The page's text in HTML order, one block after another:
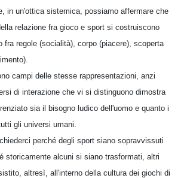
in un'ottica sistemica, possiamo affermare che
relazione fra gioco e sport si costruiscono
fra regole (socialità), corpo (piacere), scoperta
campi delle stesse rappresentazioni, anzi
di interazione che vi si distinguono dimostra
sia il bisogno ludico dell'uomo e quanto i
gli universi umani.
perché degli sport siano sopravvissuti
storicamente alcuni si siano trasformati, altri
altresì, all'interno della cultura dei giochi di